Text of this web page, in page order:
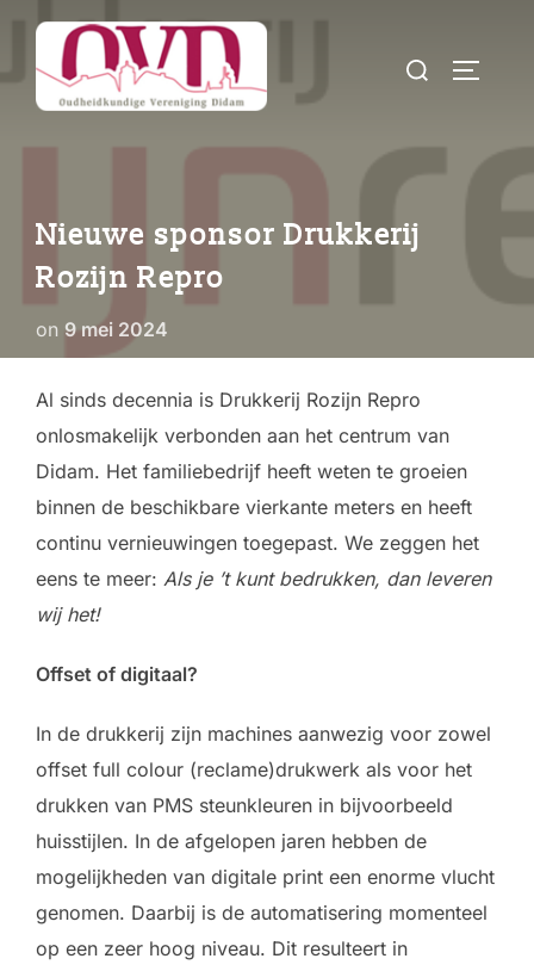
inhoud
Zoek
Nieuwe sponsor Drukkerij
Rozijn Repro
on Geplaatst
op
9 mei 2024
Al sinds decennia is Drukkerij Rozijn Repro
onlosmakelijk verbonden aan het centrum van
Didam. Het familiebedrijf heeft weten te groeien
binnen de beschikbare vierkante meters en heeft
continu vernieuwingen toegepast. We zeggen het
eens te meer: Als je ’t kunt bedrukken, dan leveren
wij het!
Offset of digitaal?
In de drukkerij zijn machines aanwezig voor zowel
offset full colour (reclame)drukwerk als voor het
drukken van PMS steunkleuren in bijvoorbeeld
huisstijlen. In de afgelopen jaren hebben de
mogelijkheden van digitale print een enorme vlucht
genomen. Daarbij is de automatisering momenteel
op een zeer hoog niveau. Dit resulteert in